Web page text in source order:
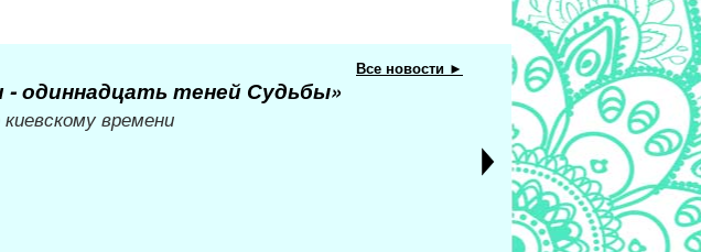
Все новости ►
- одиннадцать теней Судьбы»
времени